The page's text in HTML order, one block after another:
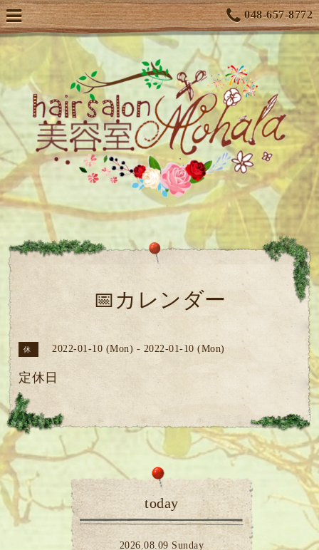
048-657-8772
📅カレンダー
休 2022-01-10 (Mon) - 2022-01-10 (Mon)
定休日
today
2026.08.09 Sunday